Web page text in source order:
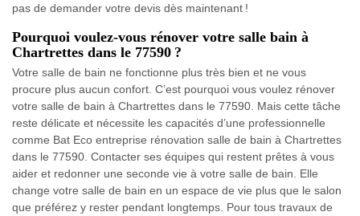
pas de demander votre devis dès maintenant !
Pourquoi voulez-vous rénover votre salle bain à
Chartrettes dans le 77590 ?
Votre salle de bain ne fonctionne plus très bien et ne vous
procure plus aucun confort. C’est pourquoi vous voulez rénover
votre salle de bain à Chartrettes dans le 77590. Mais cette tâche
reste délicate et nécessite les capacités d’une professionnelle
comme Bat Eco entreprise rénovation salle de bain à Chartrettes
dans le 77590. Contacter ses équipes qui restent prêtes à vous
aider et redonner une seconde vie à votre salle de bain. Elle
change votre salle de bain en un espace de vie plus que le salon
que préférez y rester pendant longtemps. Pour tous travaux de